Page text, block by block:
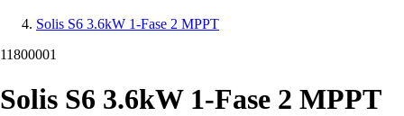
Solis S6 3.6kW 1-Fase 2 MPPT
11800001
Solis S6 3.6kW 1-Fase 2 MPPT